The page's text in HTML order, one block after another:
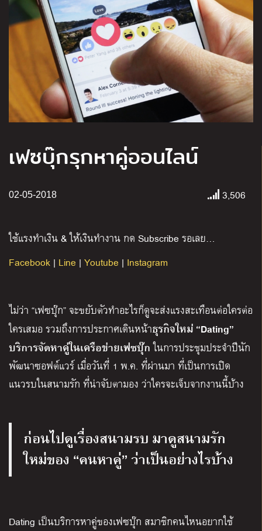
เฟซบุ๊กรุกหาคู่ออนไลน์
02-05-2018 3,506
ใช้แรงทำเงิน & ให้เงินทำงาน กด Subscribe รอเลย…
Facebook | Line | Youtube | Instagram
ไม่ว่า “เฟซบุ๊ก” จะขยับตัวทำอะไรก็ดูจะส่งแรงสะเทือนต่อใครต่อ
ใครเสมอ รวมถึงการประกาศเดินหน้าธุรกิจใหม่ “Dating”
บริการจัดหาคู่ในเครือข่ายเฟซบุ๊กในการประชุมประจำปีนัก
พัฒนาซอฟต์แวร์ เมื่อวันที่ 1 พ.ค. ที่ผ่านมา ที่เป็นการเปิด
แนวรบในสนามรัก ที่น่าจับตามอง ว่าใครจะเจ็บจากงานนี้บ้าง
ก่อนไปดูเรื่องสนามรบ มาดูสนามรัก
ใหม่ของ “คนหาคู่” ว่าเป็นอย่างไรบ้าง
Dating เป็นบริการหาคู่ของเฟซบุ๊ก สมาชิกคนไหนอยากใช้